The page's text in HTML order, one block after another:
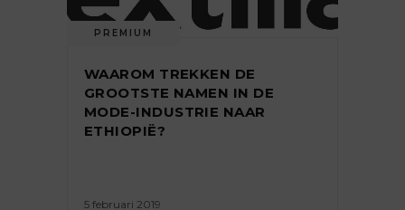
PREMIUM
WAAROM TREKKEN DE
GROOTSTE NAMEN IN DE
MODE-INDUSTRIE NAAR
ETHIOPIË?
5 februari 2019